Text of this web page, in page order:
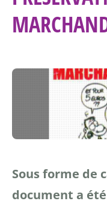
Sous forme de
document a